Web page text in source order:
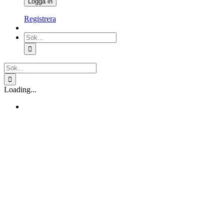
Registrera
Sök
efter:
Sök
efter:
Loading...